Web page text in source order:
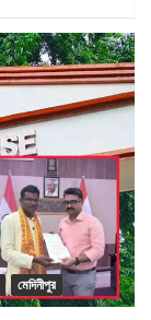
মেদিনীপুর